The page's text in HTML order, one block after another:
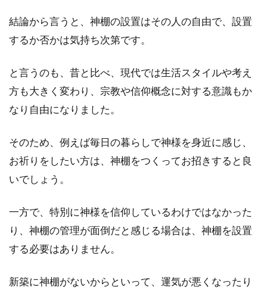
住まいを決めるとき、一戸建てにするかマンシ
異なるた...
べき！費用はどのくらい？
マイホームの購入方法は、新築建売住宅を購入
結論から言うと、神棚の設置はその人の自由で、設置
するか否かは気持ち次第です。
と言うのも、昔と比べ、現代では生活スタイルや考え
方も大きく変わり、宗教や信仰概念に対する意識もか
なり自由になりました。
そのため、例えば毎日の暮らしで神様を身近に感じ、
お祈りをしたい方は、神棚をつくってお招きすると良
いでしょう。
一方で、特別に神様を信仰しているわけではなかった
り、神棚の管理が面倒だと感じる場合は、神棚を設置
する必要はありません。
新築に神棚がないからといって、運気が悪くなったり